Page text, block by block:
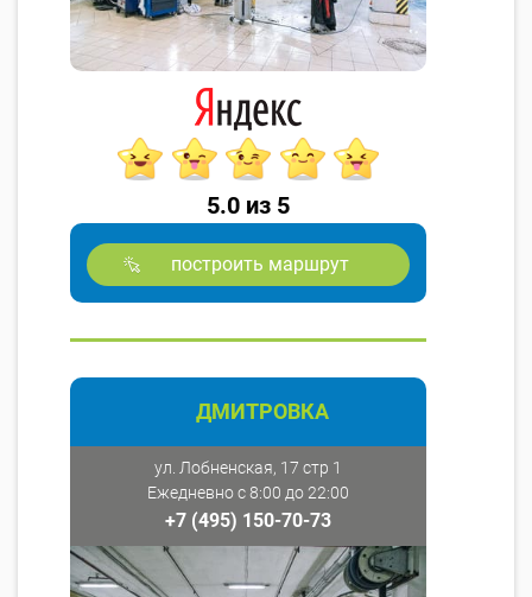
5.0 из 5
построить маршрут
ДМИТРОВКА
ул. Лобненская, 17 стр 1
Ежедневно с 8:00 до 22:00
+7 (495) 150-70-73